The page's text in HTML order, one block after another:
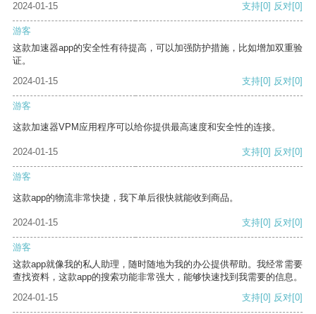
2024-01-15
支持[0] 反对[0]
游客
这款加速器app的安全性有待提高，可以加强防护措施，比如增加双重验
证。
2024-01-15
支持[0] 反对[0]
游客
这款加速器VPM应用程序可以给你提供最高速度和安全性的连接。
2024-01-15 支持[0] 反对[0]
游客
这款app的物流非常快捷，我下单后很快就能收到商品。
2024-01-15 支持[0] 反对[0]
游客
这款app就像我的私人助理，随时随地为我的办公提供帮助。我经常需要
查找资料，这款app的搜索功能非常强大，能够快速找到我需要的信息。
2024-01-15
支持[0] 反对[0]